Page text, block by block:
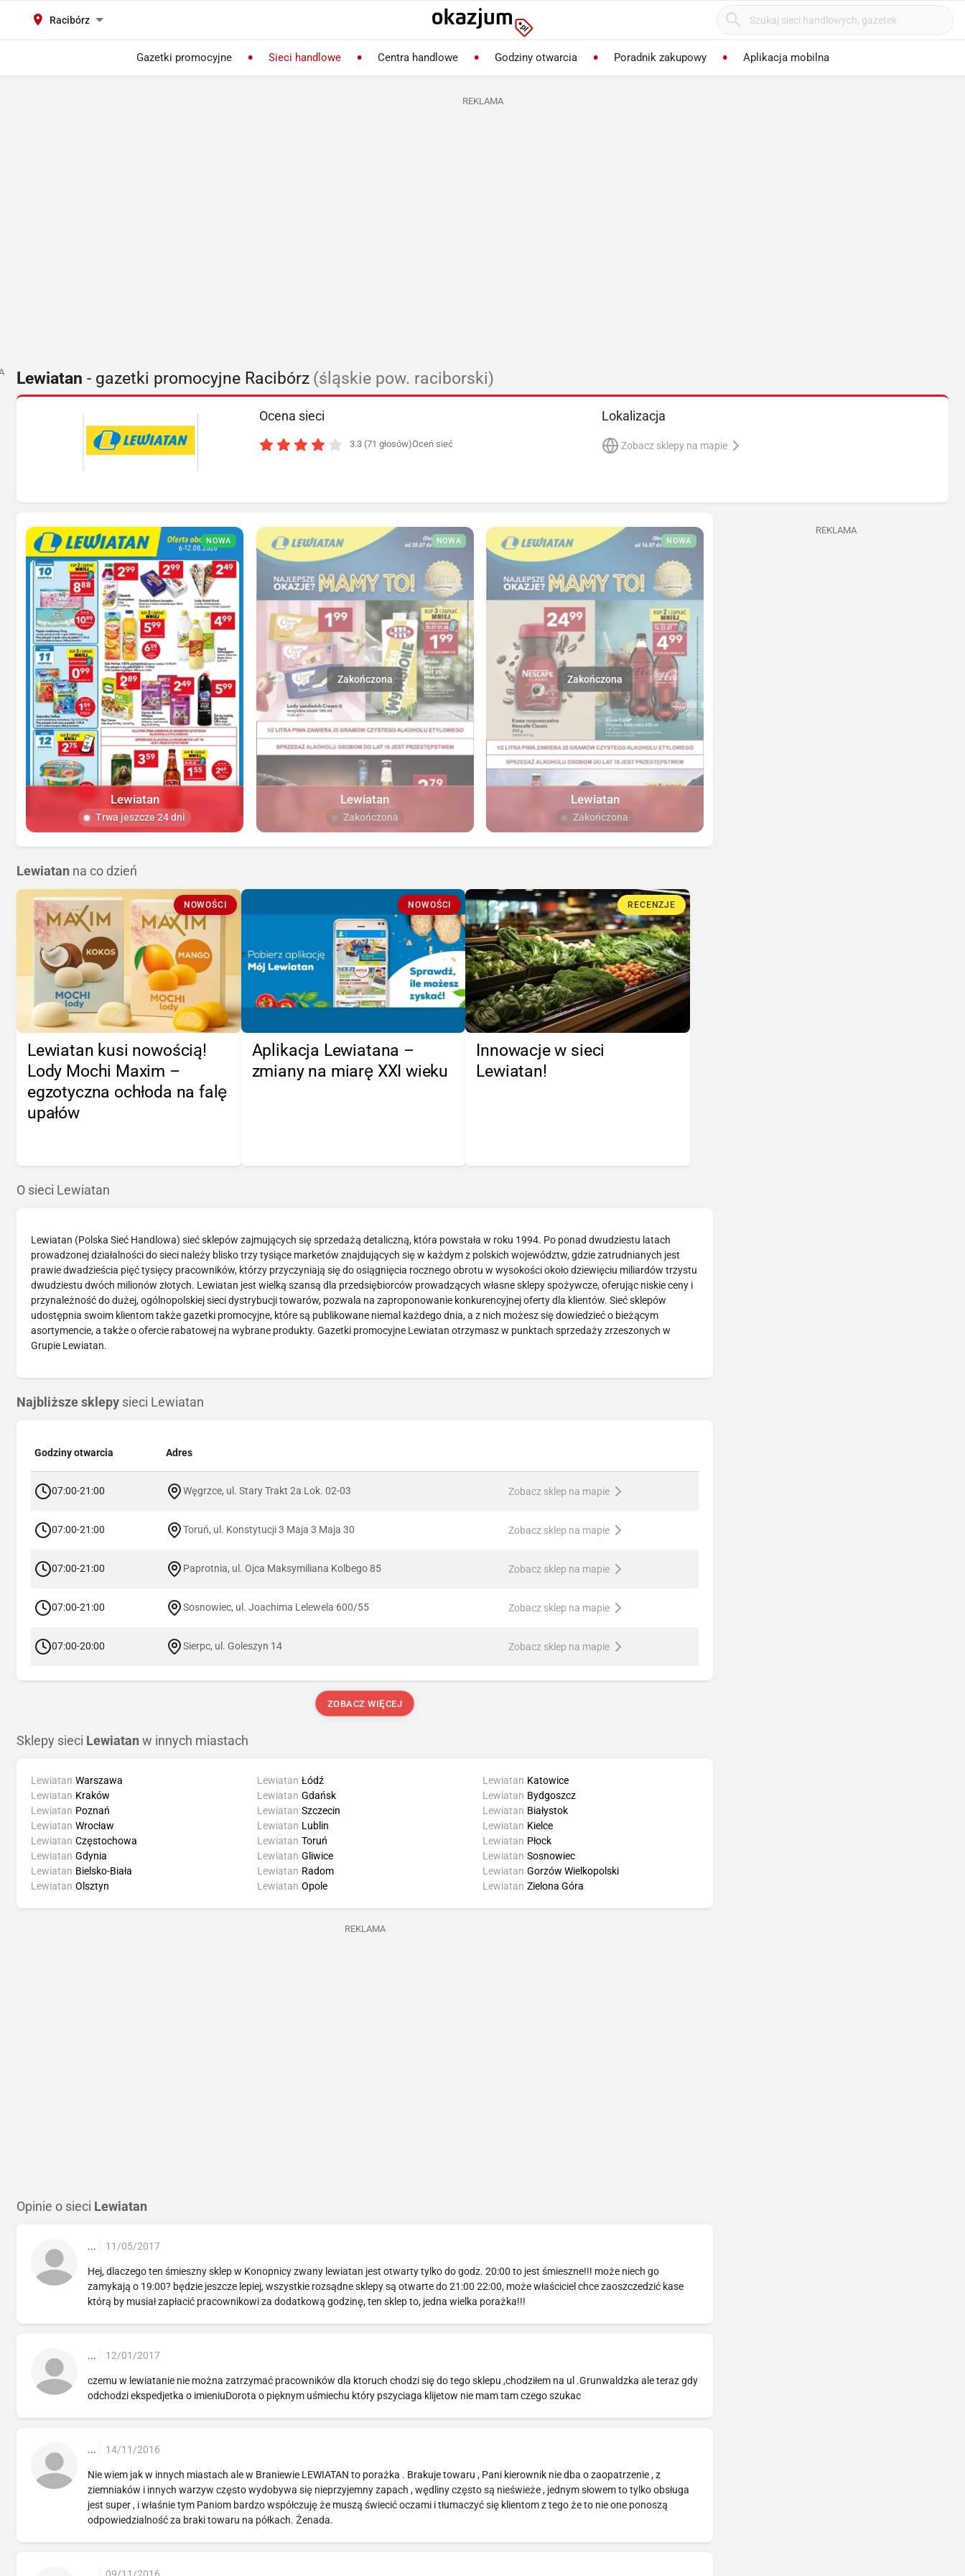
Racibórz
Gazetki promocyjne Sieci handlowe Centra handlowe Godziny otwarcia Poradnik zakupowy Aplikacja mobilna
REKLAMA
Lewiatan - gazetki promocyjne Racibórz (śląskie pow. raciborski)
Ocena sieci
3.3 (71 głosów)Oceń sieć
Lokalizacja
Zobacz sklepy na mapie
NOWA
Lewiatan
Trwa jeszcze 24 dni
NOWA
Lewiatan
Zakończona
NOWA
Lewiatan
Zakończona
Lewiatan na co dzień
NOWOŚCI
Lewiatan kusi nowością!
Lody Mochi Maxim –
egzotyczna ochłoda na falę
upałów
NOWOŚCI
Aplikacja Lewiatana –
zmiany na miarę XXI wieku
RECENZJE
Innowacje w sieci
Lewiatan!
O sieci Lewiatan
Lewiatan (Polska Sieć Handlowa) sieć sklepów zajmujących się sprzedażą detaliczną, która powstała w roku 1994. Po ponad dwudziestu latach
prowadzonej działalności do sieci należy blisko trzy tysiące marketów znajdujących się w każdym z polskich województw, gdzie zatrudnianych jest
prawie dwadzieścia pięć tysięcy pracowników, którzy przyczyniają się do osiągnięcia rocznego obrotu w wysokości około dziewięciu miliardów trzystu
dwudziestu dwóch milionów złotych. Lewiatan jest wielką szansą dla przedsiębiorców prowadzących własne sklepy spożywcze, oferując niskie ceny i
przynależność do dużej, ogólnopolskiej sieci dystrybucji towarów, pozwala na zaproponowanie konkurencyjnej oferty dla klientów. Sieć sklepów
udostępnia swoim klientom także gazetki promocyjne, które są publikowane niemal każdego dnia, a z nich możesz się dowiedzieć o bieżącym
asortymencie, a także o ofercie rabatowej na wybrane produkty. Gazetki promocyjne Lewiatan otrzymasz w punktach sprzedaży zrzeszonych w
Grupie Lewiatan.
Najbliższe sklepy sieci Lewiatan
Godziny otwarcia Adres
07:00-21:00 Węgrzce, ul. Stary Trakt 2a Lok. 02-03 Zobacz sklep na mapie
07:00-21:00 Toruń, ul. Konstytucji 3 Maja 3 Maja 30 Zobacz sklep na mapie
07:00-21:00 Paprotnia, ul. Ojca Maksymiliana Kolbego 85 Zobacz sklep na mapie
07:00-21:00 Sosnowiec, ul. Joachima Lelewela 600/55 Zobacz sklep na mapie
07:00-20:00 Sierpc, ul. Goleszyn 14 Zobacz sklep na mapie
ZOBACZ WIĘCEJ
Sklepy sieci Lewiatan w innych miastach
Lewiatan Warszawa
Lewiatan Kraków
Lewiatan Poznań
Lewiatan Wrocław
Lewiatan Łódź
Lewiatan Gdańsk
Lewiatan Szczecin
Lewiatan Lublin
Lewiatan Katowice
Lewiatan Bydgoszcz
Lewiatan Białystok
Lewiatan Kielce
Lewiatan Częstochowa
Lewiatan Gdynia
Lewiatan Bielsko-Biała
Lewiatan Olsztyn
Lewiatan Toruń
Lewiatan Gliwice
Lewiatan Radom
Lewiatan Opole
Lewiatan Płock
Lewiatan Sosnowiec
Lewiatan Gorzów Wielkopolski
Lewiatan Zielona Góra
REKLAMA
Opinie o sieci Lewiatan
... 11/05/2017
Hej, dlaczego ten śmieszny sklep w Konopnicy zwany lewiatan jest otwarty tylko do godz. 20:00 to jest śmieszne!!! może niech go
zamykają o 19:00? będzie jeszcze lepiej, wszystkie rozsądne sklepy są otwarte do 21:00 22:00, może właściciel chce zaoszczedzić kase
którą by musiał zapłacić pracownikowi za dodatkową godzinę, ten sklep to, jedna wielka porażka!!!
... 12/01/2017
czemu w lewiatanie nie można zatrzymać pracowników dla ktoruch chodzi się do tego sklepu ,chodziłem na ul .Grunwaldzka ale teraz gdy
odchodzi ekspedjetka o imieniuDorota o pięknym uśmiechu który pszyciaga klijetow nie mam tam czego szukac
... 14/11/2016
Nie wiem jak w innych miastach ale w Braniewie LEWIATAN to porażka . Brakuje towaru , Pani kierownik nie dba o zaopatrzenie , z
ziemniaków i innych warzyw często wydobywa się nieprzyjemny zapach , wędliny często są nieświeże , jednym słowem to tylko obsługa
jest super , i właśnie tym Paniom bardzo współczuję że muszą świecić oczami i tłumaczyć się klientom z tego że to nie one ponoszą
odpowiedzialność za braki towaru na półkach. Żenada.
REKLAMA